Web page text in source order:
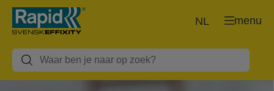
menu
NL